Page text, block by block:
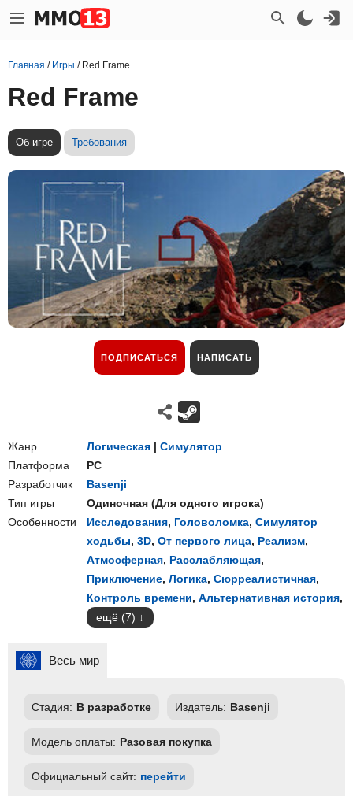
Главная / Игры / Red Frame
Red Frame
Об игре Требования
ПОДПИСАТЬСЯ НАПИСАТЬ
Жанр Логическая | Симулятор
Платформа
PC
Разработчик
Basenji
Тип игры
Одиночная (Для одного игрока)
Особенности
Исследования, Головоломка, Симулятор
ходьбы, 3D, От первого лица, Реализм,
Атмосферная, Расслабляющая,
Приключение, Логика, Сюрреалистичная,
Контроль времени, Альтернативная история,
ещё (7)
Весь мир
Стадия: В разработке Издатель: Basenji
Модель оплаты: Разовая покупка
Официальный сайт: перейти